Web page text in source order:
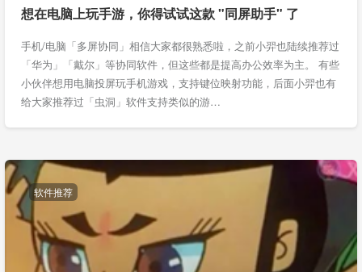
想在电脑上玩手游，你得试试这款 "同屏助手" 了
手机/电脑「多屏协同」相信大家都很熟悉啦，之前小羿也陆续推荐过
「华为」「戴尔」等协同软件，但这些都是提高办公效率为主。 有些
小伙伴想用电脑投屏玩手机游戏，支持键位映射功能，后面小羿也有
给大家推荐过「虫洞」软件支持类似的游…
软件推荐